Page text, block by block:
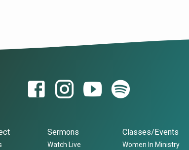
Sermons
Watch Live
Classes/Events
Women In Ministry